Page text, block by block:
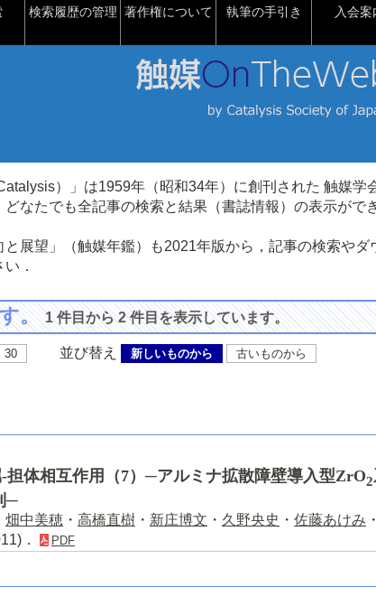
検索履歴の管理 著作権について 執筆の手引き 入会案
）」は1959年（昭和34年）に創刊された 触媒学
どなたでも全記事の検索と結果（書誌情報）の表示がで
と展望」（触媒年鑑）も2021年版から，記事の検索や
．
。1 件目から 2 件目を表示しています。
30 並び替え 新しいものから 古いものから
担体相互作用（7）─アルミナ拡散障壁導入型ZrO2
─
畑中美穂 ・ 高橋直樹 ・ 新庄博文 ・ 久野央史 ・ 佐藤あけみ ・
． PDF